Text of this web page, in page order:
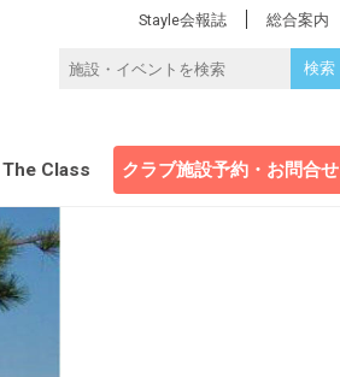
Stayle会報誌 総合案内
The Class クラブ施設予約・お問合せ